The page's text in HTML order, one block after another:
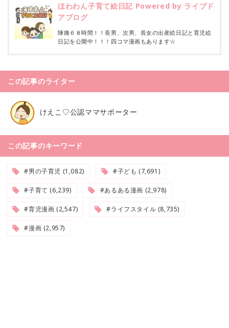
ほわわん子育て絵日記 Powered by ライブド
アブログ
陣痛６８時間！！長男、次男、長女の出産絵日記と育児絵
日記を公開中！！！四コマ漫画もあります☆
この記事のライター
けえこ♡公認ママサポーター
この記事のキーワード
#男の子育児 (1,082) #子ども (7,691)
#子育て (6,239) #あるある漫画 (2,978)
#育児漫画 (2,547) #ライフスタイル (8,735)
#漫画 (2,957)